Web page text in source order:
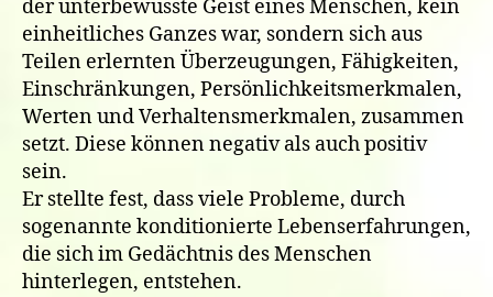
der unterbewusste Geist eines Menschen, kein
einheitliches Ganzes war, sondern sich aus
Teilen erlernten Überzeugungen, Fähigkeiten,
Einschränkungen, Persönlichkeitsmerkmalen,
Werten und Verhaltensmerkmalen, zusammen
setzt. Diese können negativ als auch positiv
sein.
Er stellte fest, dass viele Probleme, durch
sogenannte konditionierte Lebenserfahrungen,
die sich im Gedächtnis des Menschen
hinterlegen, entstehen.